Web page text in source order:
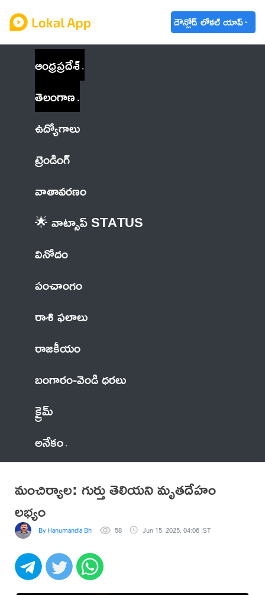
డౌన్లోడ్ లోకల్ యాప్
ఆంధ్రప్రదేశ్
తెలంగాణ
ఉద్యోగాలు
ట్రెండింగ్
వాతావరణం
🌟 వాట్సాప్ STATUS
వినోదం
పంచాంగం
రాశి ఫలాలు
రాజకీయం
బంగారం-వెండి ధరలు
క్రైమ్
అనేకం
మంచిర్యాల: గుర్తు తెలియని మృతదేహం
లభ్యం
By Hanumandla Bhadraiah 58 Jun 15, 2025, 04:06 IST